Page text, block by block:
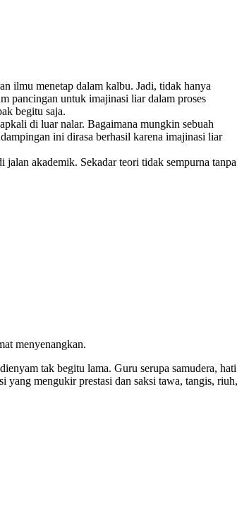
ilmu menetap dalam kalbu. Jadi, tidak hanya
pancingan untuk imajinasi liar dalam proses
begitu saja.
di luar nalar. Bagaimana mungkin sebuah
ini dirasa berhasil karena imajinasi liar
akademik. Sekadar teori tidak sempurna tanpa
menyenangkan.
tak begitu lama. Guru serupa samudera, hati
yang mengukir prestasi dan saksi tawa, tangis, riuh,